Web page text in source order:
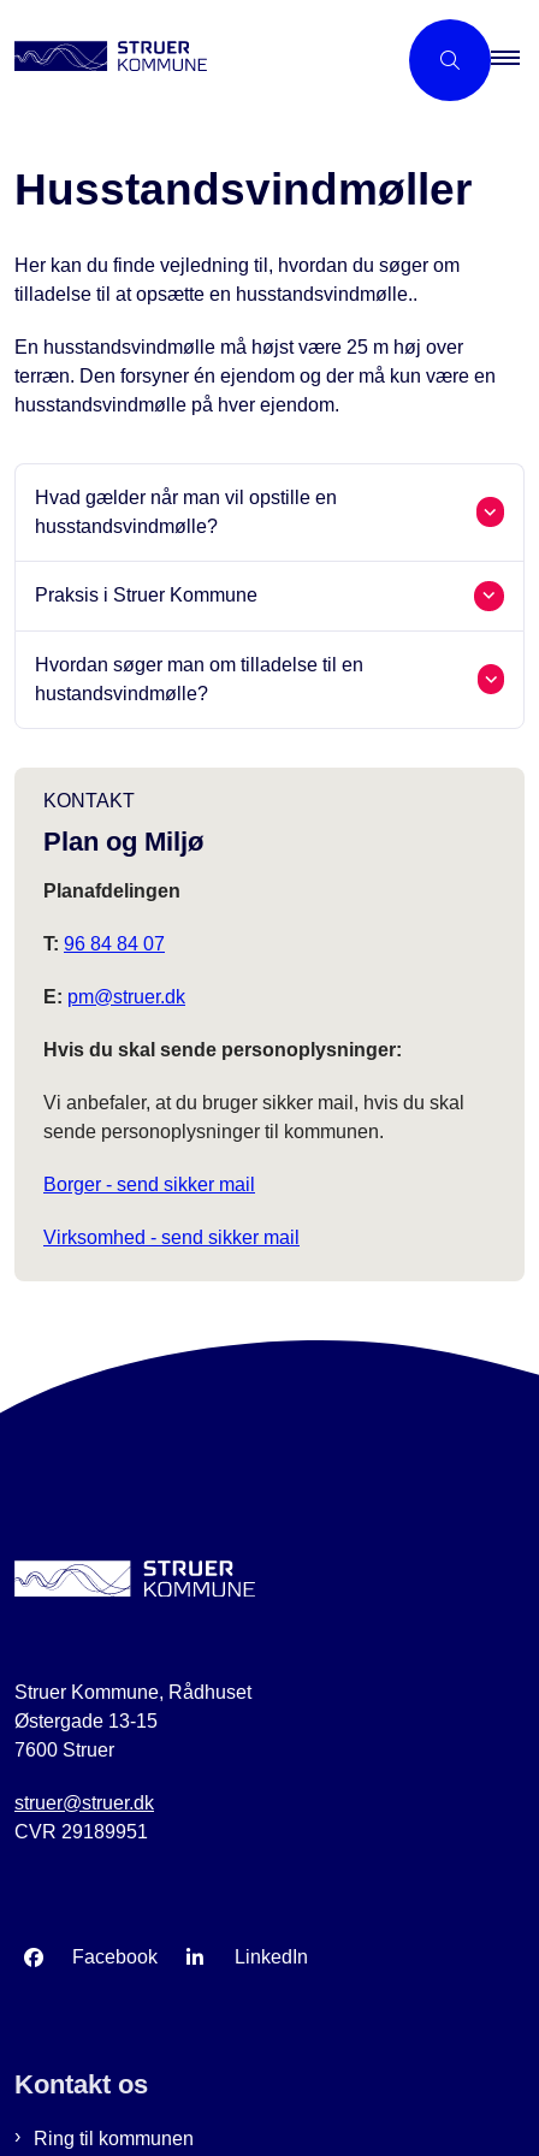
Husstands­vindmøller
Her kan du finde vejledning til, hvordan du søger om
tilladelse til at opsætte en husstandsvindmølle..
En husstandsvindmølle må højst være 25 m høj over
terræn. Den forsyner én ejendom og der må kun være en
husstandsvindmølle på hver ejendom.
Hvad gælder når man vil opstille en
husstandsvindmølle?
Praksis i Struer Kommune
Hvordan søger man om tilladelse til en
hustandsvindmølle?
KONTAKT
Plan og Miljø
Planafdelingen
T: 96 84 84 07
E: pm@struer.dk
Hvis du skal sende personoplysninger:
Vi anbefaler, at du bruger sikker mail, hvis du skal
sende personoplysninger til kommunen.
Borger - send sikker mail
Virksomhed - send sikker mail
Struer Kommune, Rådhuset
Østergade 13-15
7600 Struer
struer@struer.dk
CVR 29189951
Facebook LinkedIn
Kontakt os
Ring til kommunen